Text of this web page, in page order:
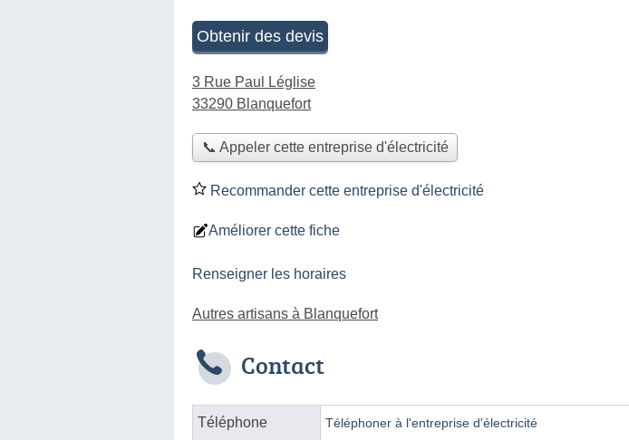
Obtenir des devis
3 Rue Paul Léglise
33290 Blanquefort
📞 Appeler cette entreprise d'électricité
Recommander cette entreprise d'électricité
Améliorer cette fiche
Renseigner les horaires
Autres artisans à Blanquefort
Contact
Téléphone Téléphoner à l'entreprise d'électricité